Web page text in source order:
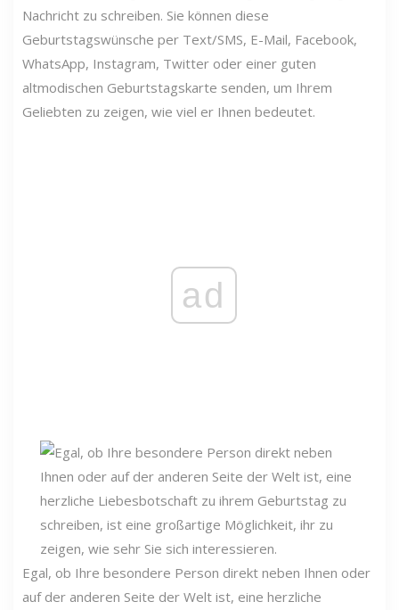
Nachricht zu schreiben. Sie können diese
Geburtstagswünsche per Text/SMS, E-Mail, Facebook,
WhatsApp, Instagram, Twitter oder einer guten
altmodischen Geburtstagskarte senden, um Ihrem
Geliebten zu zeigen, wie viel er Ihnen bedeutet.
ad
Egal, ob Ihre besondere Person direkt neben Ihnen oder
auf der anderen Seite der Welt ist, eine herzliche